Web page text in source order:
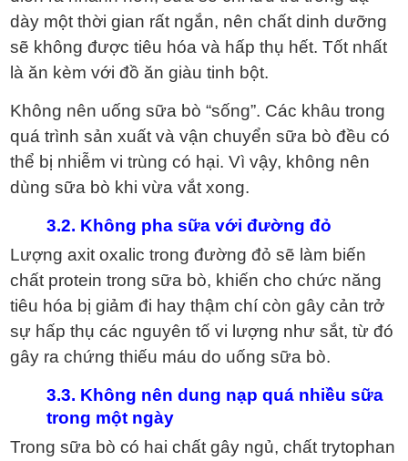
dày một thời gian rất ngắn, nên chất dinh dưỡng
sẽ không được tiêu hóa và hấp thụ hết. Tốt nhất
là ăn kèm với đồ ăn giàu tinh bột.
Không nên uống sữa bò “sống”. Các khâu trong
quá trình sản xuất và vận chuyển sữa bò đều có
thể bị nhiễm vi trùng có hại. Vì vậy, không nên
dùng sữa bò khi vừa vắt xong.
3.2. Không pha sữa với đường đỏ
Lượng axit oxalic trong đường đỏ sẽ làm biến
chất protein trong sữa bò, khiến cho chức năng
tiêu hóa bị giảm đi hay thậm chí còn gây cản trở
sự hấp thụ các nguyên tố vi lượng như sắt, từ đó
gây ra chứng thiếu máu do uống sữa bò.
3.3. Không nên dung nạp quá nhiều sữa
trong một ngày
Trong sữa bò có hai chất gây ngủ, chất trytophan